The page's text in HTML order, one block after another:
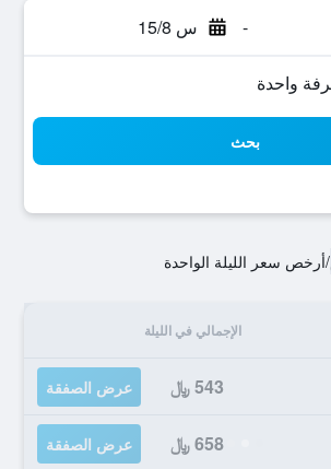
- س 15/8
بحث
/أرخص سعر الليلة الواحدة
الإجمالي في الليلة
543 ﷼ عرض الصفقة
658 ﷼ عرض الصفقة